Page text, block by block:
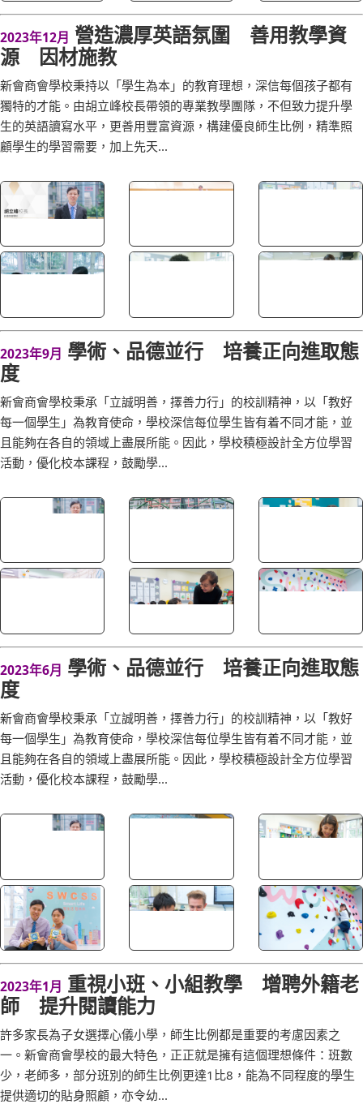
2023年12月 營造濃厚英語氛圍 善用教學資
源 因材施教
新會商會學校秉持以「學生為本」的教育理想，深信每個孩子都有
獨特的才能。由胡立峰校長帶領的專業教學團隊，不但致力提升學
顧學生的學習需要，加上先天...
2023年9月 學術、品德並行 培養正向進取態
度
新會商會學校秉承「立誠明善，擇善力行」的校訓精神，以「教好
每一個學生」為教育使命，學校深信每位學生皆有着不同才能，並
活動，優化校本課程，鼓勵學...
2023年6月 學術、品德並行 培養正向進取態
度
新會商會學校秉承「立誠明善，擇善力行」的校訓精神，以「教好
每一個學生」為教育使命，學校深信每位學生皆有着不同才能，並
活動，優化校本課程，鼓勵學...
2023年1月 重視小班、小組教學 增聘外籍老
師 提升閱讀能力
許多家長為子女選擇心儀小學，師生比例都是重要的考慮因素之